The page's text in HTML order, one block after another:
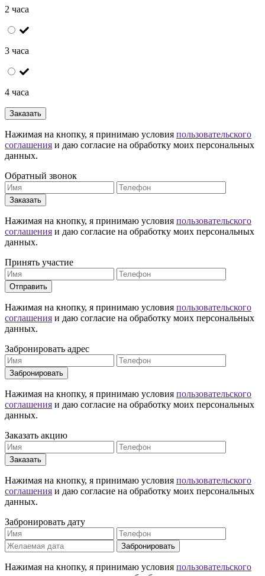
2 часа
3 часа
4 часа
Заказать
Нажимая на кнопку, я принимаю условия пользовательского
соглашения и даю согласие на обработку моих персональных
данных.
Обратный звонок
Заказать
Нажимая на кнопку, я принимаю условия пользовательского
соглашения и даю согласие на обработку моих персональных
данных.
Принять участие
Отправить
Нажимая на кнопку, я принимаю условия пользовательского
соглашения и даю согласие на обработку моих персональных
данных.
Забронировать адрес
Забронировать
Нажимая на кнопку, я принимаю условия пользовательского
соглашения и даю согласие на обработку моих персональных
данных.
Заказать акцию
Заказать
Нажимая на кнопку, я принимаю условия пользовательского
соглашения и даю согласие на обработку моих персональных
данных.
Забронировать дату
Забронировать
Нажимая на кнопку, я принимаю условия пользовательского